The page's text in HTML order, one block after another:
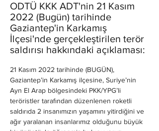
ODTÜ KKK ADT'nin 21 Kasım
2022 (Bugün) tarihinde
Gaziantep'in Karkamış
İlçesi'nde gerçekleştirilen terör
saldırısı hakkındaki açıklaması:
21 Kasım 2022 tarihinde (BUGÜN),
Gaziantep’in Karkamış ilçesine, Suriye’nin
Ayn El Arap bölgesindeki PKK/YPG’li
teröristler tarafından düzenlenen roketli
saldırıda 2 insanımızın yaşamını yitirdiğini ve
ağır yaralanan insanlarımız olduğunu büyük